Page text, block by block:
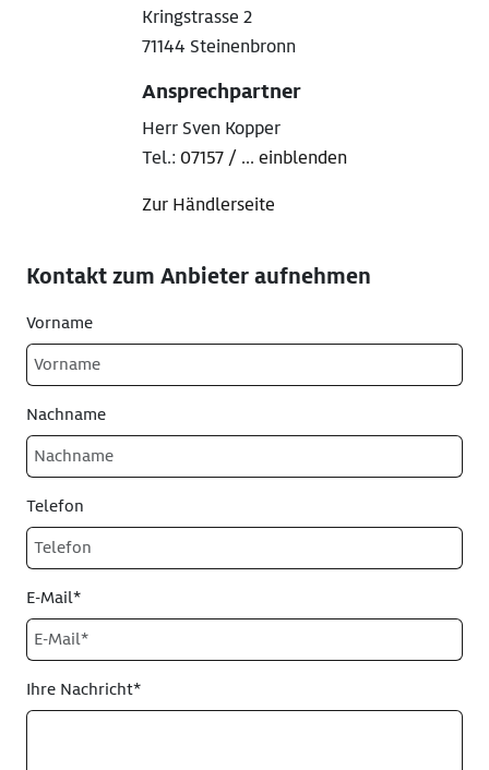
Kringstrasse 2
71144 Steinenbronn
Ansprechpartner
Herr Sven Kopper
Tel.: 07157 / ... einblenden
Zur Händlerseite
Kontakt zum Anbieter aufnehmen
Vorname
Nachname
Telefon
E-Mail*
Ihre Nachricht*